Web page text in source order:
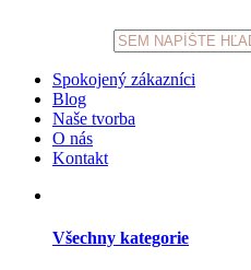
Products
search
Spokojený zákazníci
Blog
Naše tvorba
O nás
Kontakt
Všechny kategorie